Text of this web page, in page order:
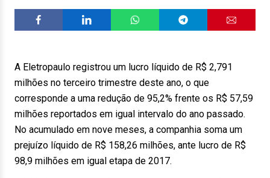
A Eletropaulo registrou um lucro líquido de R$ 2,791
milhões no terceiro trimestre deste ano, o que
corresponde a uma redução de 95,2% frente os R$ 57,59
milhões reportados em igual intervalo do ano passado.
No acumulado em nove meses, a companhia soma um
prejuízo líquido de R$ 158,26 milhões, ante lucro de R$
98,9 milhões em igual etapa de 2017.